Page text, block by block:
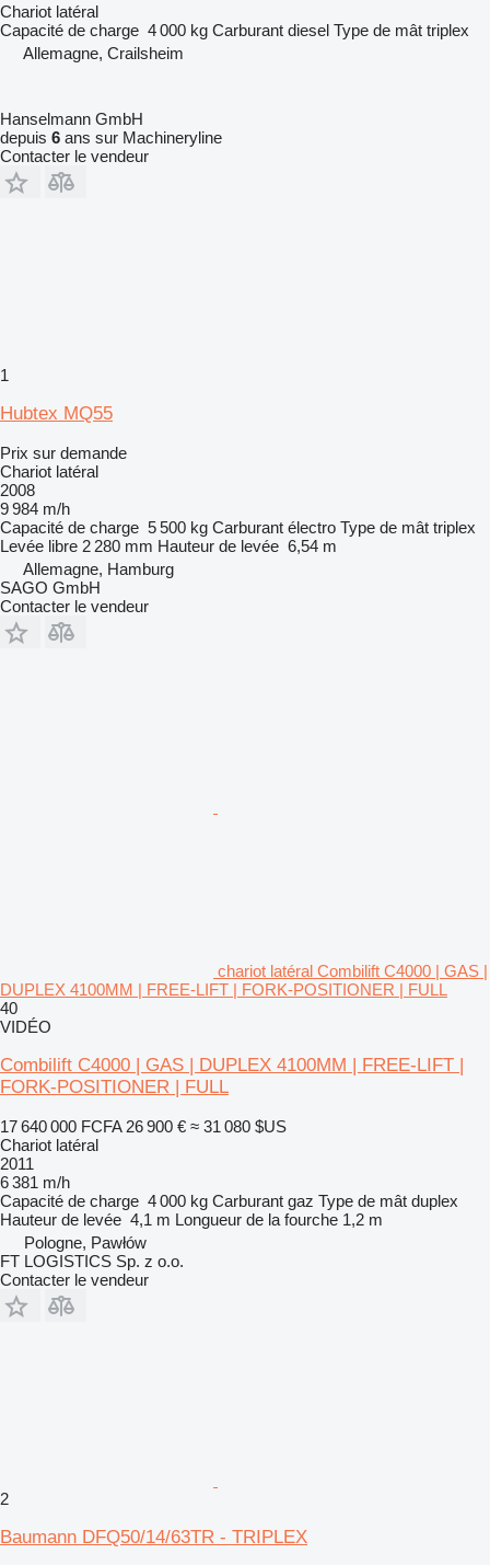
Chariot latéral
Capacité de charge 4 000 kg Carburant diesel Type de mât triplex
Allemagne, Crailsheim
Hanselmann GmbH
depuis 6 ans sur Machineryline
Contacter le vendeur
1
Hubtex MQ55
Prix sur demande
Chariot latéral
2008
9 984 m/h
Capacité de charge 5 500 kg Carburant électro Type de mât triplex
Levée libre 2 280 mm Hauteur de levée 6,54 m
Allemagne, Hamburg
SAGO GmbH
Contacter le vendeur
chariot latéral Combilift C4000 | GAS |
DUPLEX 4100MM | FREE-LIFT | FORK-POSITIONER | FULL
40
VIDÉO
Combilift C4000 | GAS | DUPLEX 4100MM | FREE-LIFT |
FORK-POSITIONER | FULL
17 640 000 FCFA 26 900 € ≈ 31 080 $US
Chariot latéral
2011
6 381 m/h
Capacité de charge 4 000 kg Carburant gaz Type de mât duplex
Hauteur de levée 4,1 m Longueur de la fourche 1,2 m
Pologne, Pawłów
FT LOGISTICS Sp. z o.o.
Contacter le vendeur
2
Baumann DFQ50/14/63TR - TRIPLEX